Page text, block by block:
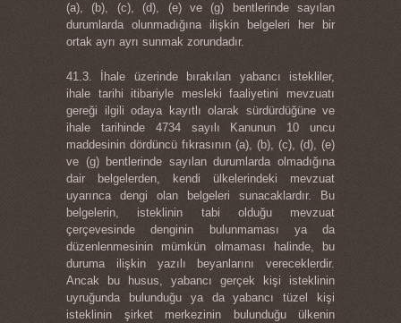
(a), (b), (c), (d), (e) ve (g) bentlerinde sayılan
durumlarda olunmadığına ilişkin belgeleri her bir
ortak ayrı ayrı sunmak zorundadır.
41.3. İhale üzerinde bırakılan yabancı istekliler,
ihale tarihi itibariyle mesleki faaliyetini mevzuatı
gereği ilgili odaya kayıtlı olarak sürdürdüğüne ve
ihale tarihinde 4734 sayılı Kanunun 10 uncu
maddesinin dördüncü fıkrasının (a), (b), (c), (d), (e)
ve (g) bentlerinde sayılan durumlarda olmadığına
dair belgelerden, kendi ülkelerindeki mevzuat
uyarınca dengi olan belgeleri sunacaklardır. Bu
belgelerin, isteklinin tabi olduğu mevzuat
çerçevesinde denginin bulunmaması ya da
düzenlenmesinin mümkün olmaması halinde, bu
duruma ilişkin yazılı beyanlarını vereceklerdir.
Ancak bu husus, yabancı gerçek kişi isteklinin
uyruğunda bulunduğu ya da yabancı tüzel kişi
isteklinin şirket merkezinin bulunduğu ülkenin